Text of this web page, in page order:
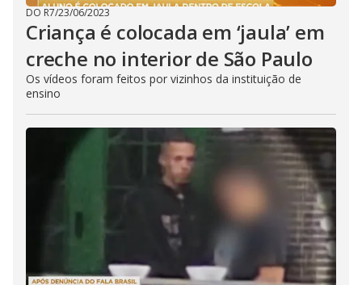
DO R7/23/06/2023
Criança é colocada em ‘jaula’ em
creche no interior de São Paulo
Os vídeos foram feitos por vizinhos da instituição de
ensino